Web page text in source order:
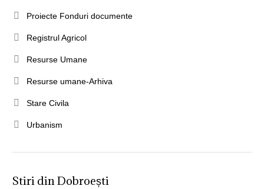
Proiecte Fonduri documente
Registrul Agricol
Resurse Umane
Resurse umane-Arhiva
Stare Civila
Urbanism
Stiri din Dobroești